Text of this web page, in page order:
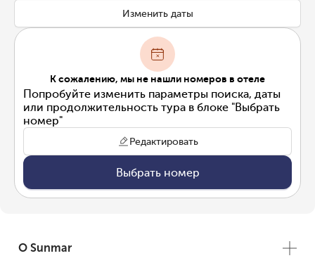
Изменить даты
К сожалению, мы не нашли номеров в отеле
Попробуйте изменить параметры поиска, даты
или продолжительность тура в блоке "Выбрать
номер"
Редактировать
Выбрать номер
О Sunmar